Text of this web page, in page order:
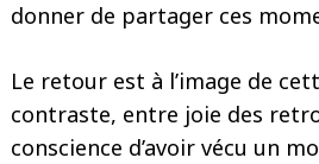
donner de partager ces
Le retour est à l’image de
contraste, entre joie des
conscience d’avoir vécu un
Search
for: